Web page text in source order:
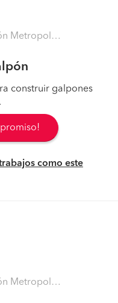
- Santiago)
construir galpones
como este
- Santiago)